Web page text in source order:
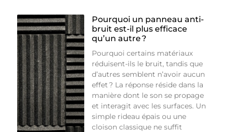
Pourquoi un panneau anti-
bruit est-il plus efficace
qu’un autre ?
Pourquoi certains matériaux
réduisent-ils le bruit, tandis que
d’autres semblent n’avoir aucun
effet ? La réponse réside dans la
manière dont le son se propage
et interagit avec les surfaces. Un
simple rideau épais ou une
cloison classique ne suffit